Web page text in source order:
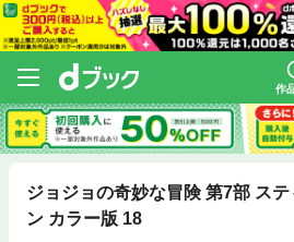
作
ジョジョの奇妙な冒険 第7部 ス
ン カラー版 18